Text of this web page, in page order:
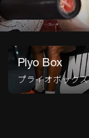
Plyo Box
プライオボックス